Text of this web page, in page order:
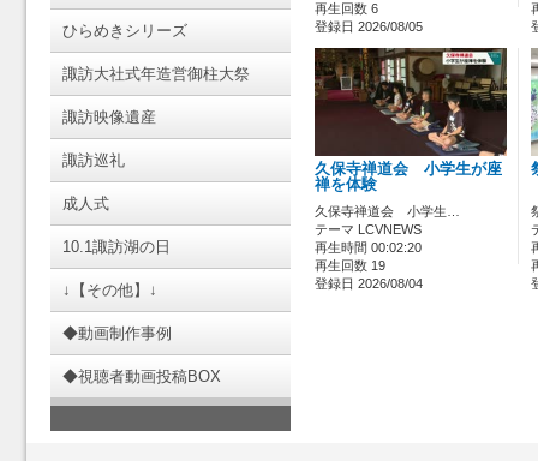
ひらめきシリーズ
諏訪大社式年造営御柱大祭
諏訪映像遺産
諏訪巡礼
成人式
10.1諏訪湖の日
↓【その他】↓
◆動画制作事例
◆視聴者動画投稿BOX
再生回数 6
登録日 2026/08/05
久保寺禅道会 小学生が座
禅を体験
久保寺禅道会 小学生…
テーマ LCVNEWS
再生時間 00:02:20
再生回数 19
登録日 2026/08/04